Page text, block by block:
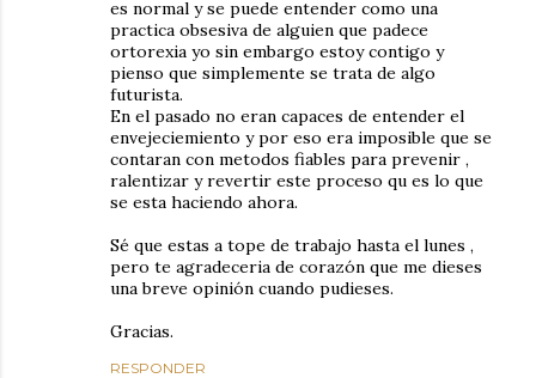
es normal y se puede entender como una
practica obsesiva de alguien que padece
ortorexia yo sin embargo estoy contigo y
pienso que simplemente se trata de algo
futurista.
En el pasado no eran capaces de entender el
envejeciemiento y por eso era imposible que se
contaran con metodos fiables para prevenir ,
ralentizar y revertir este proceso qu es lo que
se esta haciendo ahora.
Sé que estas a tope de trabajo hasta el lunes ,
pero te agradeceria de corazón que me dieses
una breve opinión cuando pudieses.
Gracias.
RESPONDER